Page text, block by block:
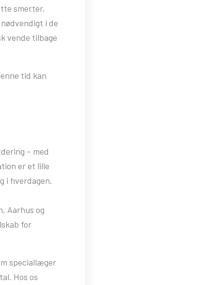
smerter,
i de
vende tilbage
tid kan
– med
er et lille
i hverdagen.
Aarhus og
for
speciallæger
Hos os